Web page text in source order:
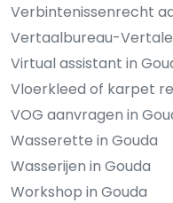
Verbintenissenrecht
Vertaalbureau-
Virtual assistant in
Vloerkleed of karpet
VOG aanvragen in
Wasserette in Gouda
Wasserijen in Gouda
Workshop in Gouda